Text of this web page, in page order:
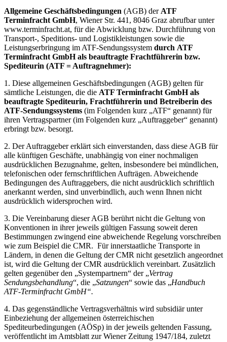
Allgemeine Geschäftsbedingungen (AGB) der ATF
Terminfracht GmbH, Wiener Str. 441, 8046 Graz abrufbar unter
www.terminfracht.at, für die Abwicklung bzw. Durchführung von
Transport-, Speditions- und Logistikleistungen sowie die
Leistungserbringung im ATF-Sendungssystem durch ATF
Terminfracht GmbHals beauftragte Frachtführerin bzw.
Spediteurin (ATF = Auftragnehmer):
1. Diese allgemeinen Geschäftsbedingungen (AGB) gelten für
sämtliche Leistungen, die die ATF Terminfracht GmbH als
beauftragte Spediteurin, Frachtführerin und Betreiberin des
ATF-Sendungssystems (im Folgenden kurz „ATF“ genannt) für
ihren Vertragspartner (im Folgenden kurz „Auftraggeber“ genannt)
erbringt bzw. besorgt.
2. Der Auftraggeber erklärt sich einverstanden, dass diese AGB für
alle künftigen Geschäfte, unabhängig von einer nochmaligen
ausdrücklichen Bezugnahme, gelten, insbesondere bei mündlichen,
telefonischen oder fernschriftlichen Aufträgen. Abweichende
Bedingungen des Auftraggebers, die nicht ausdrücklich schriftlich
anerkannt werden, sind unverbindlich, auch wenn Ihnen nicht
ausdrücklich widersprochen wird.
3. Die Vereinbarung dieser AGB berührt nicht die Geltung von
Konventionen in ihrer jeweils gültigen Fassung soweit deren
Bestimmungen zwingend eine abweichende Regelung vorschreiben
wie zum Beispiel die CMR. Für innerstaatliche Transporte in
Ländern, in denen die Geltung der CMR nicht gesetzlich angeordnet
ist, wird die Geltung der CMR ausdrücklich vereinbart. Zusätzlich
gelten gegenüber den „Systempartnern“ der „Vertrag
Sendungsbehandlung“, die „Satzungen“ sowie das „Handbuch
ATF-Terminfracht GmbH“.
4. Das gegenständliche Vertragsverhältnis wird subsidiär unter
Einbeziehung der allgemeinen österreichischen
Spediteurbedingungen (AÖSp) in der jeweils geltenden Fassung,
veröffentlicht im Amtsblatt zur Wiener Zeitung 1947/184, zuletzt